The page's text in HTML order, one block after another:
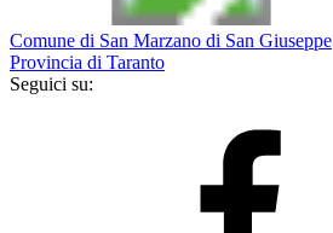
Comune di San Marzano di San Giuseppe
Provincia di Taranto
Seguici su: